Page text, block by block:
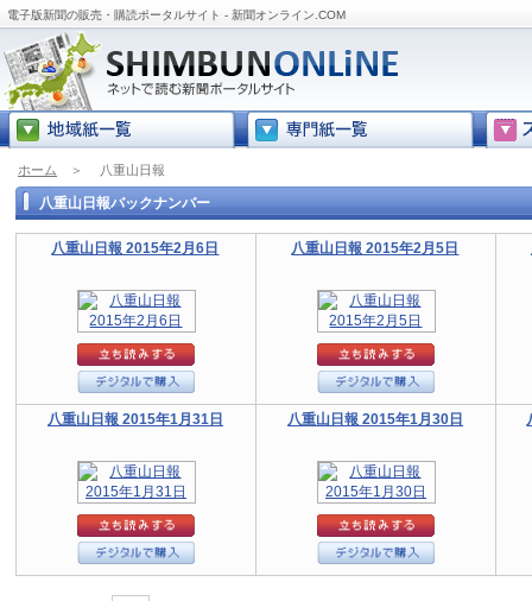
電子版新聞の販売・購読ポータルサイト - 新聞オンライン.COM
ホーム ＞ 八重山日報
八重山日報バックナンバー
八重山日報 2015年2月6日 八重山日報 2015年2月5日
八重山日報 2015年1月31日 八重山日報 2015年1月30日